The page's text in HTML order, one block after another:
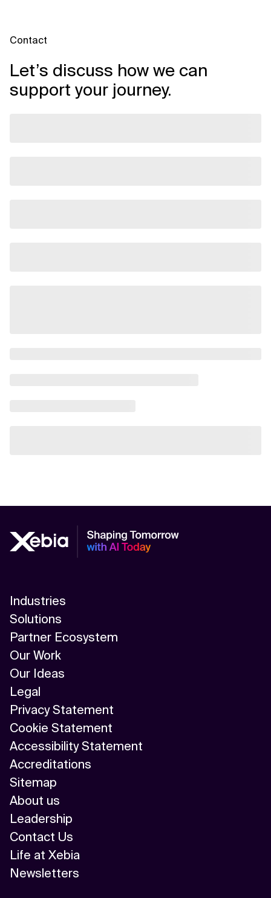
Contact
Let’s discuss how we can
support your journey.
Industries
Solutions
Partner Ecosystem
Our Work
Our Ideas
Legal
Privacy Statement
Cookie Statement
Accessibility Statement
Accreditations
Sitemap
About us
Leadership
Contact Us
Life at Xebia
Newsletters